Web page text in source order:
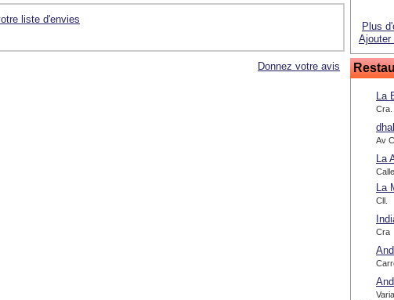
Plus
Ajouter
La
Cra.
Av
La
Calle
La
Cll.
Cra
liste d'envies
Donnez votre avis